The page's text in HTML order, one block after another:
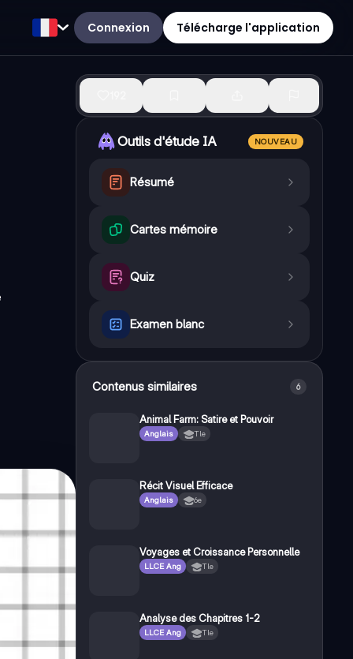
Connexion Télécharge l'application
Outils d'étude IA NOUVEAU
Résumé
Cartes mémoire
Quiz
Examen blanc
Contenus similaires 6
Animal Farm: Satire et Pouvoir
Anglais Tle
Récit Visuel Efficace
Anglais 6e
Voyages et Croissance Personnelle
LLCE Ang Tle
Analyse des Chapitres 1-2
LLCE Ang Tle